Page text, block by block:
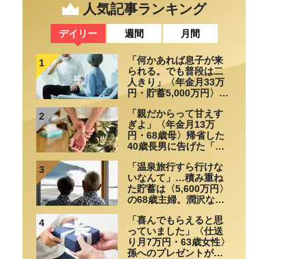
人気記事ランキング
デイリー 週間 月間
1
「何かあれば息子が来
られる。でも普段は二
人きり」〈年金月33万
円・貯蓄5,000万円〉70
して選んだ“ちょうどい
い距離”
2
「親だからって甘えす
ぎよ」〈年金月13万
円・68歳母〉帰省した
40歳長男に告げた「も
3
「温泉旅行すら行けな
いなんて」…積み重ね
た貯蓄は〈5,600万円〉
の68歳主婦。潤沢な老
「馬鹿だった」肩を落
とす理由
4
「喜んでもらえると思
っていました」〈仕送
り月7万円・63歳女性〉
孫へのプレゼントがき